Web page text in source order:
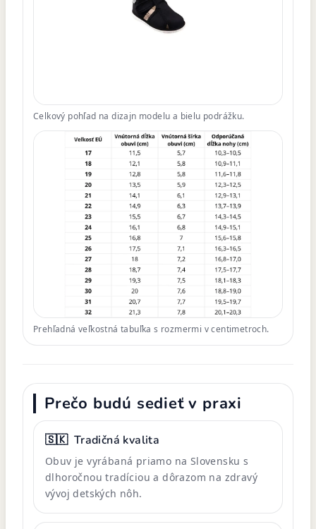
Celkový pohľad na dizajn modelu a bielu podrážku.
Prehľadná veľkostná tabuľka s rozmermi v centimetroch.
Prečo budú sedieť v praxi
🇸🇰 Tradičná kvalita
Obuv je vyrábaná priamo na Slovensku s
dlhoročnou tradíciou a dôrazom na zdravý
vývoj detských nôh.